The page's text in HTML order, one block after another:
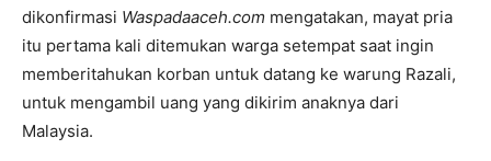
dikonfirmasi Waspadaaceh.com mengatakan, mayat pria
itu pertama kali ditemukan warga setempat saat ingin
memberitahukan korban untuk datang ke warung Razali,
untuk mengambil uang yang dikirim anaknya dari
Malaysia.